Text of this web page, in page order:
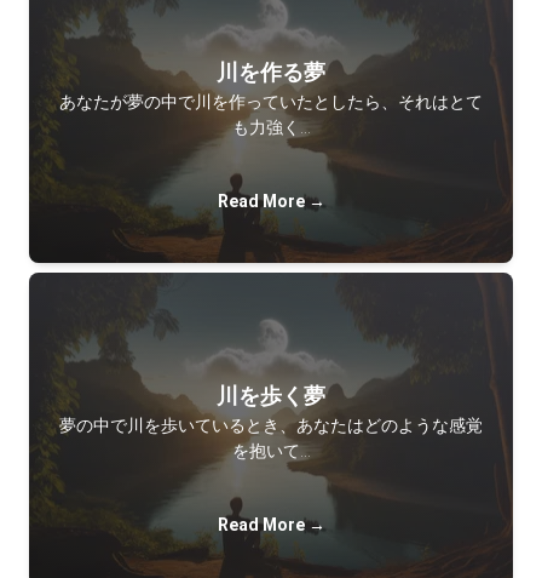
川を作る夢
あなたが夢の中で川を作っていたとしたら、それはとて
も力強く…
Read More →
川を歩く夢
夢の中で川を歩いているとき、あなたはどのような感覚
を抱いて…
Read More →